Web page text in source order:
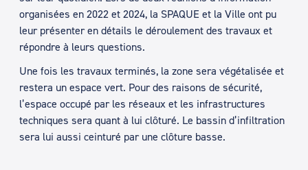
organisées en 2022 et 2024, la SPAQUE et la Ville ont pu
leur présenter en détails le déroulement des travaux et
répondre à leurs questions.
Une fois les travaux terminés, la zone sera végétalisée et
restera un espace vert. Pour des raisons de sécurité,
l’espace occupé par les réseaux et les infrastructures
techniques sera quant à lui clôturé. Le bassin d’infiltration
sera lui aussi ceinturé par une clôture basse.